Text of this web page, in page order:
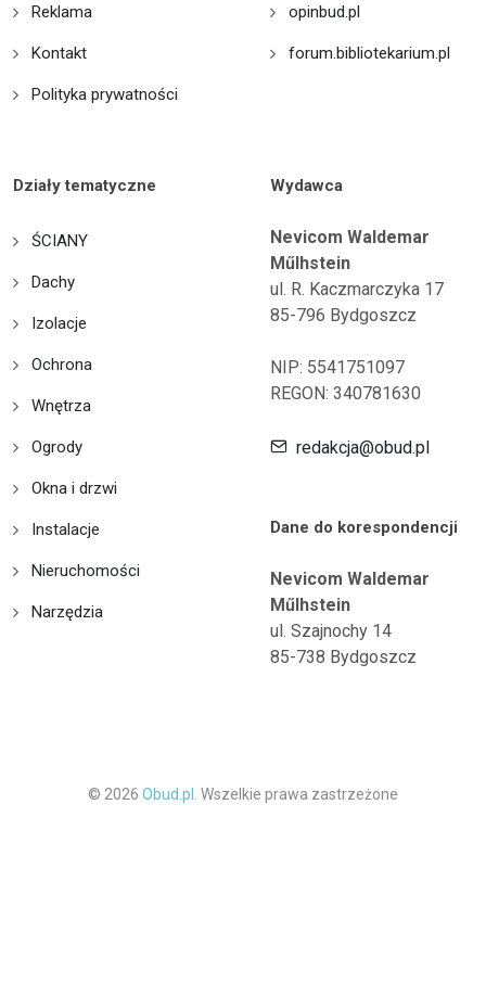
Reklama
Kontakt
Polityka prywatności
opinbud.pl
forum.bibliotekarium.pl
Działy tematyczne
ŚCIANY
Dachy
Izolacje
Ochrona
Wnętrza
Ogrody
Okna i drzwi
Instalacje
Nieruchomości
Narzędzia
Wydawca
Nevicom Waldemar
Műlhstein
ul. R. Kaczmarczyka 17
85-796 Bydgoszcz
NIP: 5541751097
REGON: 340781630
redakcja@obud.pl
Dane do korespondencji
Nevicom Waldemar
Műlhstein
ul. Szajnochy 14
85-738 Bydgoszcz
© 2026 Obud.pl. Wszelkie prawa zastrzeżone